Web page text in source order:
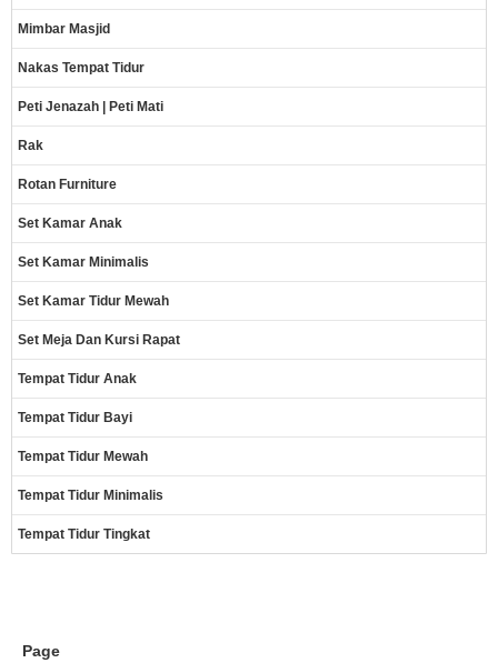
Mimbar Masjid
Nakas Tempat Tidur
Peti Jenazah | Peti Mati
Rak
Rotan Furniture
Set Kamar Anak
Set Kamar Minimalis
Set Kamar Tidur Mewah
Set Meja Dan Kursi Rapat
Tempat Tidur Anak
Tempat Tidur Bayi
Tempat Tidur Mewah
Tempat Tidur Minimalis
Tempat Tidur Tingkat
Page